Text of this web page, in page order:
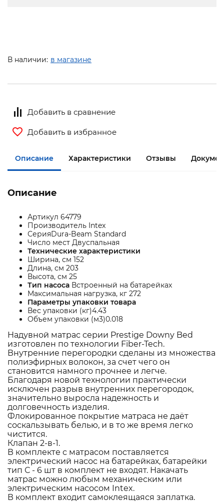
В наличии: в магазине
Добавить в сравнение
Добавить в избранное
Описание Характеристики Отзывы
Описание
Артикул 64779
Производитель Intex
СерияDura-Beam Standard
Число мест Двуспальная
Технические характеристики
Ширина, см 152
Длина, см 203
Высота, см 25
Тип насоса Встроенный на батарейках
Максимальная нагрузка, кг 272
Параметры упаковки товара
Вес упаковки (кг)4.43
Объем упаковки (м3)0.018
Надувной матрас серии Prestige Downy Bed
изготовлен по технологии Fiber-Tech.
Внутренние перегородки сделаны из множества
полиэфирных волокон, за счет чего он
становится намного прочнее и легче.
Благодаря новой технологии практически
исключен разрыв внутренних перегородок,
значительно выросла надежность и
долговечность изделия.
Флокированное покрытие матраса не даёт
соскальзывать белью, и в то же время легко
чистится.
Клапан 2-в-1.
В комплекте с матрасом поставляется
электрический насос на батарейках, батарейки
тип С - 6 шт в комплект не входят. Накачать
матрас можно любым механическим или
электрическим насосом Intex.
В комплект входит самоклеящаяся заплатка.